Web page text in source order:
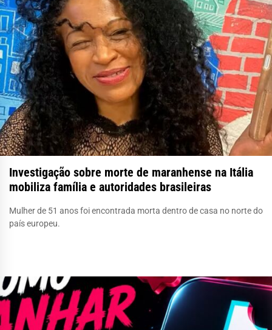
Investigação sobre morte de maranhense na Itália
mobiliza família e autoridades brasileiras
Mulher de 51 anos foi encontrada morta dentro de casa no norte do
país europeu.